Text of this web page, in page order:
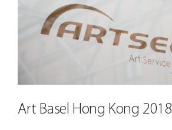
Art Basel Hong Kong 2018